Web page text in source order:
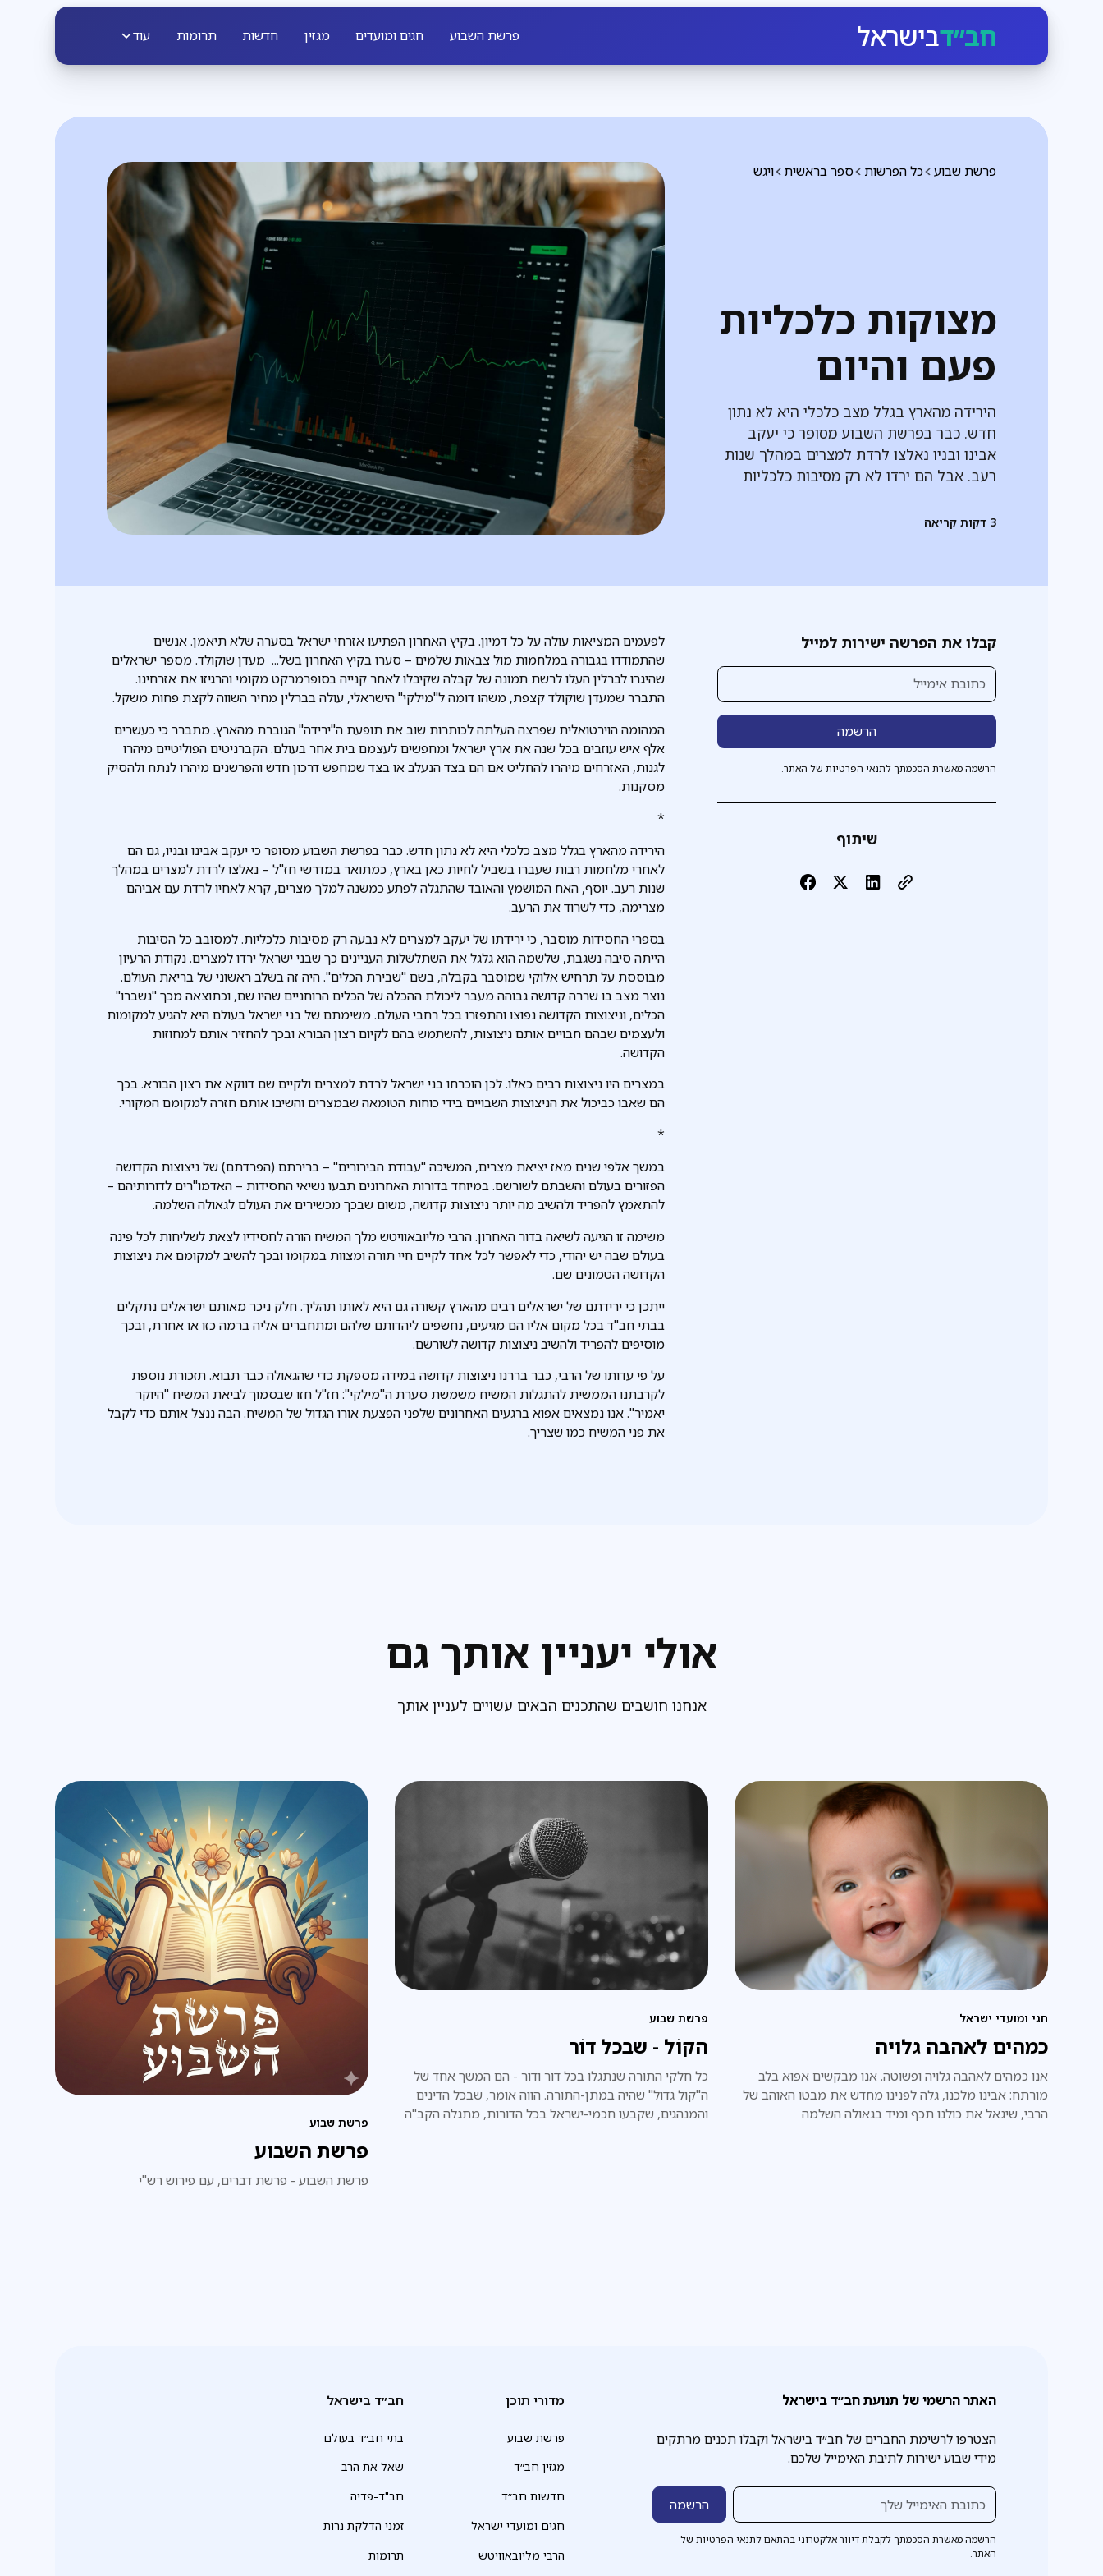
חב״דבישראל פרשת השבוע חגים ומועדים מגזין חדשות תרומות עוד
ויגש ספר בראשית כל הפרשות פרשת שבוע
מצוקות כלכליות
פעם והיום
הירידה מהארץ בגלל מצב כלכלי היא לא נתון
חדש. כבר בפרשת השבוע מסופר כי יעקב
אבינו ובניו נאלצו לרדת למצרים במהלך שנות
רעב. אבל הם ירדו לא רק מסיבות כלכליות
3 דקות קריאה
קבלו את הפרשה ישירות למייל
הרשמה מאשרת הסכמתך לתנאי הפרטיות של האתר.
שיתוף
לפעמים המציאות עולה על כל דמיון. בקיץ האחרון הפתיעו אזרחי ישראל בסערה שלא תיאמן. אנשים
שהתמודדו בגבורה במלחמות מול צבאות שלמים – סערו בקיץ האחרון בשל... מעדן שוקולד. מספר ישראלים
שהיגרו לברלין העלו לרשת תמונה של קבלה שקיבלו לאחר קנייה בסופרמרקט מקומי והרגיזו את אזרחינו.
התברר שמעדן שוקולד קצפת, משהו דומה ל"מילקי" הישראלי, עולה בברלין מחיר השווה לקצת פחות משקל.
המהומה הוירטואלית שפרצה העלתה לכותרות שוב את תופעת ה"ירידה" הגוברת מהארץ. מתברר כי כעשרים
אלף איש עוזבים בכל שנה את ארץ ישראל ומחפשים לעצמם בית אחר בעולם. הקברניטים הפוליטיים מיהרו
לגנות, האזרחים מיהרו להחליט אם הם בצד הנעלב או בצד שמחפש דרכון חדש והפרשנים מיהרו לנתח ולהסיק
מסקנות.
*
הירידה מהארץ בגלל מצב כלכלי היא לא נתון חדש. כבר בפרשת השבוע מסופר כי יעקב אבינו ובניו, גם הם
לאחרי מלחמות רבות שעברו בשביל לחיות כאן בארץ, כמתואר במדרשי חז"ל – נאלצו לרדת למצרים במהלך
שנות רעב. יוסף, האח המושמץ והאובד שהתגלה לפתע כמשנה למלך מצרים, קרא לאחיו לרדת עם אביהם
מצרימה, כדי לשרוד את הרעב.
בספרי החסידות מוסבר, כי ירידתו של יעקב למצרים לא נבעה רק מסיבות כלכליות. למסובב כל הסיבות
הייתה סיבה נשגבת, שלשמה הוא גלגל את השתלשלות העניינים כך שבני ישראל ירדו למצרים. נקודת הרעיון
מבוססת על תרחיש אלוקי שמוסבר בקבלה, בשם "שבירת הכלים". היה זה בשלב ראשוני של בריאת העולם.
נוצר מצב בו שררה קדושה גבוהה מעבר ליכולת ההכלה של הכלים הרוחניים שהיו שם, וכתוצאה מכך "נשברו"
הכלים, וניצוצות הקדושה נפוצו והתפזרו בכל רחבי העולם. משימתם של בני ישראל בעולם היא להגיע למקומות
ולעצמים שבהם חבויים אותם ניצוצות, להשתמש בהם לקיום רצון הבורא ובכך להחזיר אותם למחוזות
הקדושה.
במצרים היו ניצוצות רבים כאלו. לכן הוכרחו בני ישראל לרדת למצרים ולקיים שם דווקא את רצון הבורא. בכך
הם שאבו כביכול את הניצוצות השבויים בידי כוחות הטומאה שבמצרים והשיבו אותם חזרה למקומם המקורי.
*
במשך אלפי שנים מאז יציאת מצרים, המשיכה "עבודת הבירורים" – ברירתם (הפרדתם) של ניצוצות הקדושה
הפזורים בעולם והשבתם לשורשם. במיוחד בדורות האחרונים תבעו נשיאי החסידות – האדמו"רים לדורותיהם –
להתאמץ להפריד ולהשיב מה יותר ניצוצות קדושה, משום שבכך מכשירים את העולם לגאולה השלמה.
משימה זו הגיעה לשיאה בדור האחרון. הרבי מליובאוויטש מלך המשיח הורה לחסידיו לצאת לשליחות לכל פינה
בעולם שבה יש יהודי, כדי לאפשר לכל אחד לקיים חיי תורה ומצוות במקומו ובכך להשיב למקומם את ניצוצות
הקדושה הטמונים שם.
ייתכן כי ירידתם של ישראלים רבים מהארץ קשורה גם היא לאותו תהליך. חלק ניכר מאותם ישראלים נתקלים
בבתי חב"ד בכל מקום אליו הם מגיעים, נחשפים ליהדותם שלהם ומתחברים אליה ברמה כזו או אחרת, ובכך
מוסיפים להפריד ולהשיב ניצוצות קדושה לשורשם.
על פי עדותו של הרבי, כבר בררנו ניצוצות קדושה במידה מספקת כדי שהגאולה כבר תבוא. תזכורת נוספת
לקרבתנו הממשית להתגלות המשיח משמשת סערת ה"מילקי": חז"ל חזו שבסמוך לביאת המשיח "היוקר
יאמיר". אנו נמצאים אפוא ברגעים האחרונים שלפני הפצעת אורו הגדול של המשיח. הבה ננצל אותם כדי לקבל
את פני המשיח כמו שצריך.
אולי יעניין אותך גם
אנחנו חושבים שהתכנים הבאים עשויים לעניין אותך
חגי ומועדי ישראל
כמהים לאהבה גלויה
אנו כמהים לאהבה גלויה ופשוטה. אנו מבקשים אפוא בלב
מורתח: אבינו מלכנו, גלה לפנינו מחדש את מבטו האוהב של
הרבי, שיגאל את כולנו תכף ומיד בגאולה השלמה
פרשת שבוע
הקוֹל - שבכל דוֹר
כל חלקי התורה שנתגלו בכל דור ודור - הם המשך אחד של
ה"קול גדול" שהיה במתן-התורה. הווה אומר, שבכל הדינים
והמנהגים, שקבעו חכמי-ישראל בכל הדורות, מתגלה הקב"ה
פרשת שבוע
פרשת השבוע
פרשת השבוע - פרשת דברים, עם פירוש רש"י
האתר הרשמי של תנועת חב״ד בישראל
הצטרפו לרשימת החברים של חב״ד בישראל וקבלו תכנים מרתקים
מידי שבוע ישירות לתיבת האימייל שלכם.
הרשמה מאשרת הסכמתך לקבלת דיוור אלקטרוני בהתאם לתנאי הפרטיות של
האתר.
מדורי תוכן
פרשת שבוע
מגזין חב״ד
חדשות חב״ד
חגים ומועדי ישראל
הרבי מליובאוויטש
חב״ד בישראל
בתי חב״ד בעולם
שאל את הרב
חב"ד-פדיה
זמני הדלקת נרות
תרומות